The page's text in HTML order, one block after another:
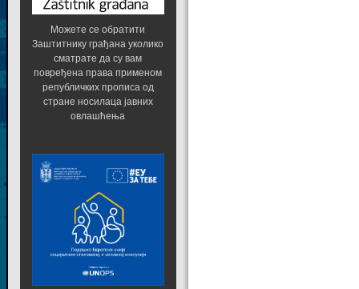
Можете се обратити
Заштитнику грађана уколико
сматрате да су вам
повређена права применом
републичких прописа од
стране носилаца јавних
овлашћења